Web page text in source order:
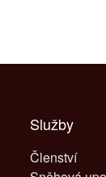
Služby
Členství